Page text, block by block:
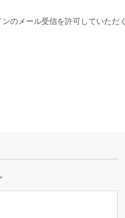
のメール受信を許可していただく